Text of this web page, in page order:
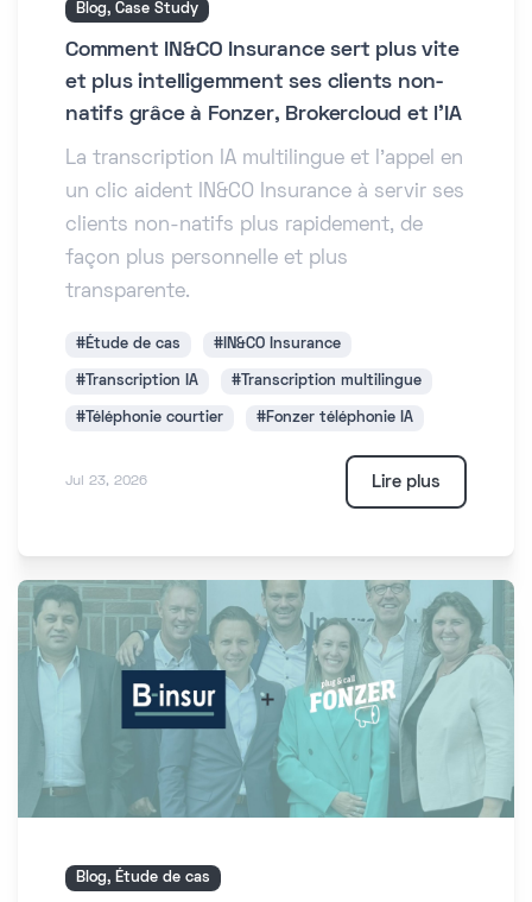
Blog, Case Study
Comment IN&CO Insurance sert plus vite
et plus intelligemment ses clients non-
natifs grâce à Fonzer, Brokercloud et l'IA
La transcription IA multilingue et l'appel en
un clic aident IN&CO Insurance à servir ses
clients non-natifs plus rapidement, de
façon plus personnelle et plus
transparente.
#Étude de cas #IN&CO Insurance
#Transcription IA #Transcription multilingue
#Téléphonie courtier #Fonzer téléphonie IA
Jul 23, 2026 Lire plus
Blog, Étude de cas